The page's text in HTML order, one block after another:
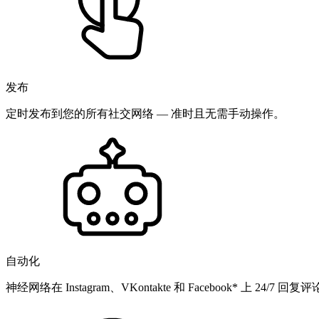
发布
定时发布到您的所有社交网络 — 准时且无需手动操作。
自动化
神经网络在 Instagram、VKontakte 和 Facebook* 上 24/7 回复评